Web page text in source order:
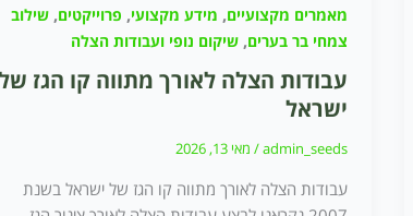
מאמרים מקצועיים, מידע מקצועי, פרוייקטים,שילוב
צמחי בר בערים,שיקום נופי ועבודות הצלה
עבודות הצלה לאורך מתווה קו הגז
ישראל
admin_seeds
/ מאי 13, 2026
עבודות הצלה לאורך מתווה קו הגז של ישראל בשנת